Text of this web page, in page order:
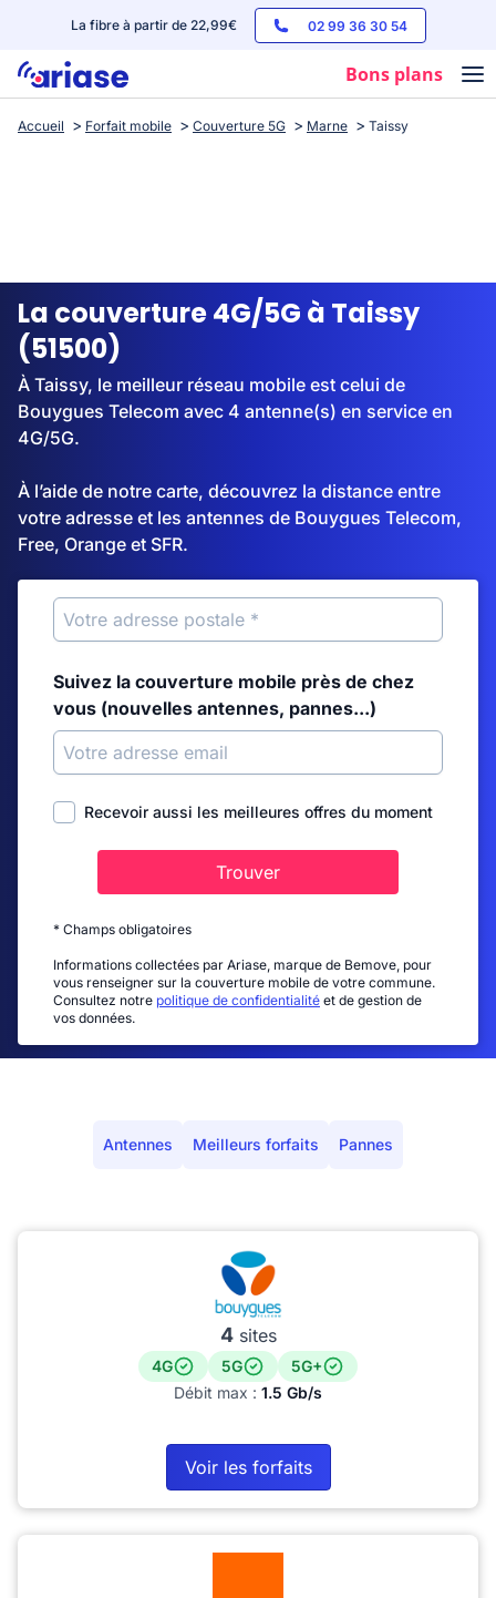
La fibre à partir de 22,99€ 02 99 36 30 54
Bons plans
Box internet
Streaming
Accueil Forfait mobile Couverture 5G Marne Taissy
La couverture 4G/5G à Taissy
(51500)
À Taissy, le meilleur réseau mobile est celui de
Bouygues Telecom avec 4 antenne(s) en service en
4G/5G.
À l’aide de notre carte, découvrez la distance entre
votre adresse et les antennes de Bouygues Telecom,
Free, Orange et SFR.
Suivez la couverture mobile près de chez
vous (nouvelles antennes, pannes...)
Recevoir aussi les meilleures offres du moment
Trouver
* Champs obligatoires
Informations collectées par Ariase, marque de Bemove, pour
vous renseigner sur la couverture mobile de votre commune.
Consultez notre politique de confidentialité et de gestion de
vos données.
Antennes Meilleurs forfaits Pannes
4sites
4G 5G
5G+
Débit max : 1.5 Gb/s
Voir les forfaits